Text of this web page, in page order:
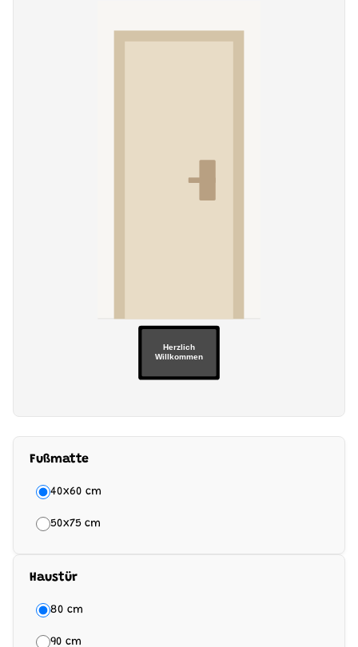
Fußmatte
40x60 cm
50x75 cm
Haustür
80 cm
90 cm
Herzlich
Willkommen